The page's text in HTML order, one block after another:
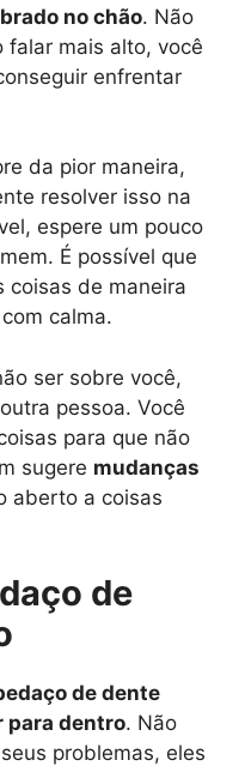
no chão. Não
falar mais alto, você
enfrentar
da pior maneira,
resolver isso na
espere um pouco
É possível que
coisas de maneira
calma.
ser sobre você,
pessoa. Você
para que não
sugere mudanças
aberto a coisas
de
de dente
para dentro. Não
problemas, eles